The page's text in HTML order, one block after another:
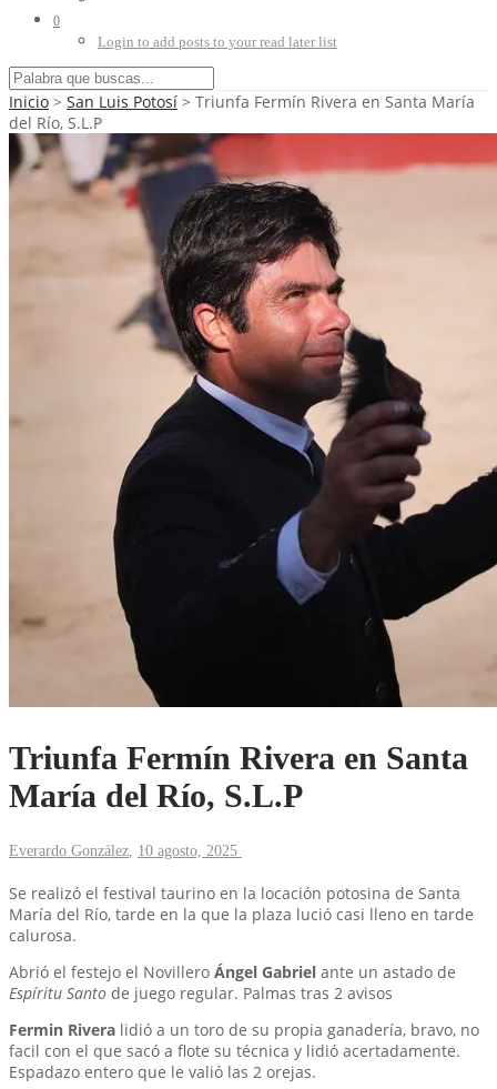
0
Login to add posts to your read later list
Inicio > San Luis Potosí > Triunfa Fermín Rivera en Santa María
del Río, S.L.P
Triunfa Fermín Rivera en Santa
María del Río, S.L.P
Everardo González, 10 agosto, 2025
Se realizó el festival taurino en la locación potosina de Santa
María del Río, tarde en la que la plaza lució casi lleno en tarde
calurosa.
Abrió el festejo el Novillero Ángel Gabriel ante un astado de
Espíritu Santo de juego regular. Palmas tras 2 avisos
Fermin Rivera lidió a un toro de su propia ganadería, bravo, no
facil con el que sacó a flote su técnica y lidió acertadamente.
Espadazo entero que le valió las 2 orejas.